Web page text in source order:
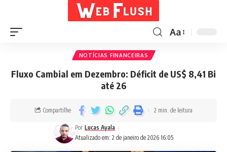
Aa
NOTÍCIAS FINANCEIRAS
Fluxo Cambial em Dezembro: Déficit de US$ 8,41 Bi
até 26
Atualizado em: 2 de janeiro de 2026 16:05
Por Lucas Ayala
Compartilhe 2 min. de leitura